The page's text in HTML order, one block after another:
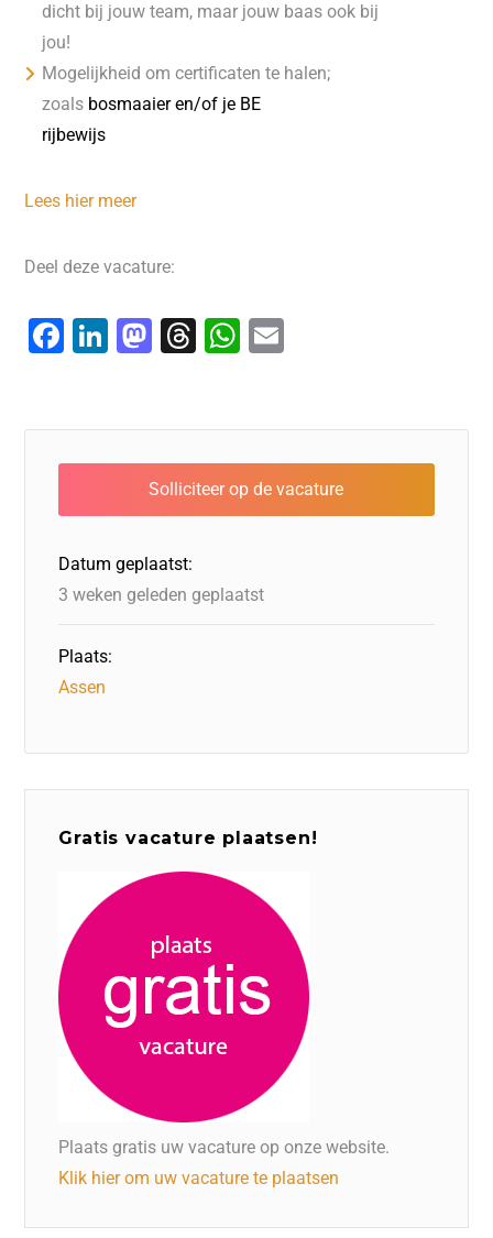
dicht bij jouw team, maar jouw baas ook bij
jou!
Mogelijkheid om certificaten te halen;
zoals bosmaaier en/of je BE
rijbewijs
Lees hier meer
Deel deze vacature:
F
e
b
o
o
k
Li
e
dI
n
M
o
d
o
n
T
a
d
s
W
s
A
p
l
Datum geplaatst:
3 weken geleden geplaatst
Plaats:
Assen
Gratis vacature plaatsen!
Plaats gratis uw vacature op onze website.
Klik hier om uw vacature te plaatsen